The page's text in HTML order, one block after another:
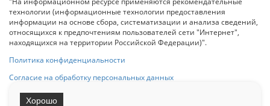
технологии (информационные технологии предоставления
информации на основе сбора, систематизации и анализа сведений,
относящихся к предпочтениям пользователей сети "Интернет",
находящихся на территории Российской Федерации)".
Политика конфиденциальности
Согласие на обработку персональных данных
Хорошо